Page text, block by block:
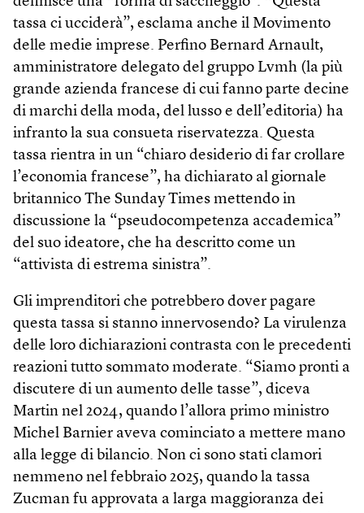
tassa ci ucciderà”, esclama anche il Movimento
delle medie imprese. Perfino Bernard Arnault,
amministratore delegato del gruppo Lvmh (la più
grande azienda francese di cui fanno parte decine
di marchi della moda, del lusso e dell’editoria) ha
infranto la sua consueta riservatezza. Questa
tassa rientra in un “chiaro desiderio di far crollare
l’economia francese”, ha dichiarato al giornale
britannico The Sunday Times mettendo in
discussione la “pseudocompetenza accademica”
del suo ideatore, che ha descritto come un
“attivista di estrema sinistra”.
Gli imprenditori che potrebbero dover pagare
questa tassa si stanno innervosendo? La virulenza
delle loro dichiarazioni contrasta con le precedenti
reazioni tutto sommato moderate. “Siamo pronti a
discutere di un aumento delle tasse”, diceva
Martin nel 2024, quando l’allora primo ministro
Michel Barnier aveva cominciato a mettere mano
alla legge di bilancio. Non ci sono stati clamori
nemmeno nel febbraio 2025, quando la tassa
Zucman fu approvata a larga maggioranza dei